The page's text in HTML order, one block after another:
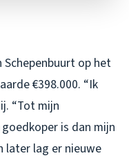
op het
€398.000. “Ik
“Tot mijn
is dan mijn
later lag er nieuwe